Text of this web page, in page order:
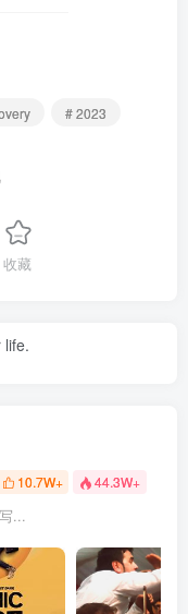
# 2023
收藏
life.
10.7W+ 44.3W+
...